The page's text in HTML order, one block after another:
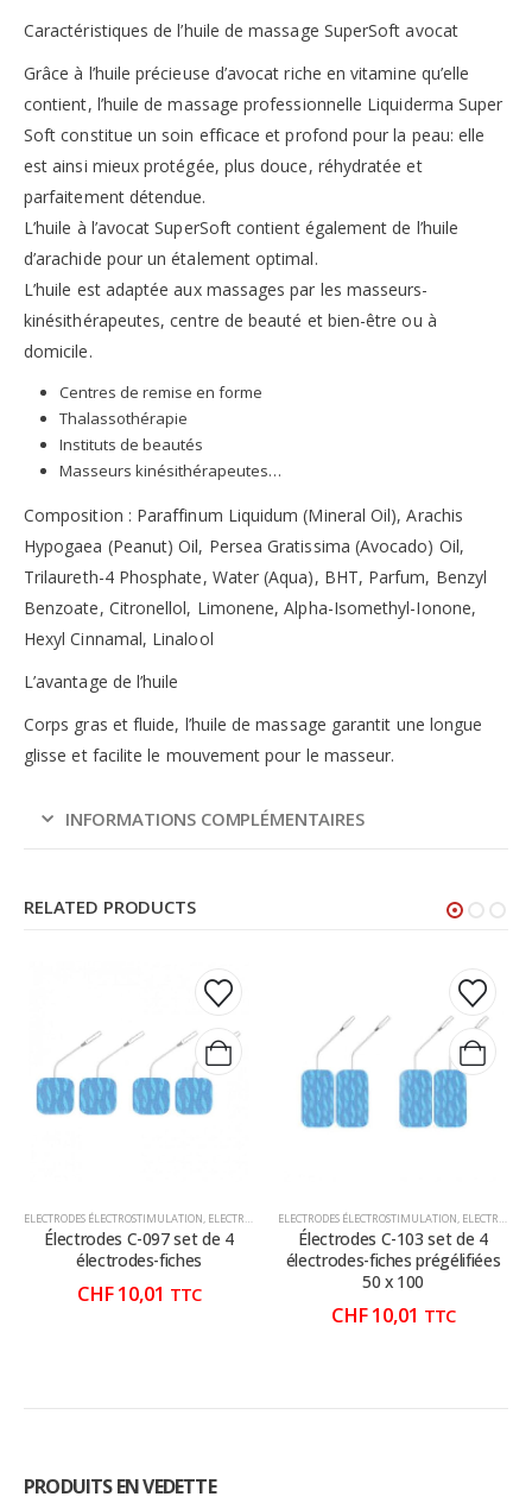
Caractéristiques de l’huile de massage SuperSoft avocat
Grâce à l’huile précieuse d’avocat riche en vitamine qu’elle
contient, l’huile de massage professionnelle Liquiderma Super
Soft constitue un soin efficace et profond pour la peau: elle
est ainsi mieux protégée, plus douce, réhydratée et
parfaitement détendue.
L’huile à l’avocat SuperSoft contient également de l’huile
d’arachide pour un étalement optimal.
L’huile est adaptée aux massages par les masseurs-
kinésithérapeutes, centre de beauté et bien-être ou à
domicile.
Centres de remise en forme
Thalassothérapie
Instituts de beautés
Masseurs kinésithérapeutes…
Composition : Paraffinum Liquidum (Mineral Oil), Arachis
Hypogaea (Peanut) Oil, Persea Gratissima (Avocado) Oil,
Trilaureth-4 Phosphate, Water (Aqua), BHT, Parfum, Benzyl
Benzoate, Citronellol, Limonene, Alpha-Isomethyl-Ionone,
Hexyl Cinnamal, Linalool
L’avantage de l’huile
Corps gras et fluide, l’huile de massage garantit une longue
glisse et facilite le mouvement pour le masseur.
INFORMATIONS COMPLÉMENTAIRES
RELATED PRODUCTS
ELECTRODES ÉLECTROSTIMULATION, ELECTROTHÉRAPIE ,PHYSIO-MASSAGE
Électrodes C-097 set de 4
électrodes-fiches
CHF10,01 TTC
ELECTRODES ÉLECTROSTIMULATION, ELECTROTHÉRAPIE
Électrodes C-103 set de 4
électrodes-fiches prégélifiées
50 x 100
CHF10,01 TTC
PRODUITS EN VEDETTE